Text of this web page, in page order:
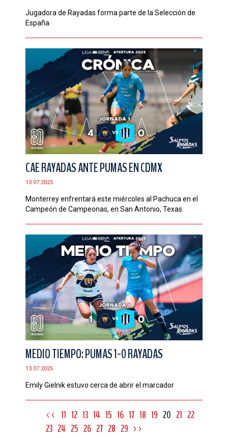
Jugadora de Rayadas forma parte de la Selección de
España
CAE RAYADAS ANTE PUMAS EN CDMX
13.07.2025
Monterrey enfrentará este miércoles al Pachuca en el
Campeón de Campeonas, en San Antonio, Texas
MEDIO TIEMPO: PUMAS 1-0 RAYADAS
13.07.2025
Emily Gielnik estuvo cerca de abrir el marcador
<< 11 12 13 14 15 16 17 18 19 20 21 22
23 24 25 26 27 28 29 >>